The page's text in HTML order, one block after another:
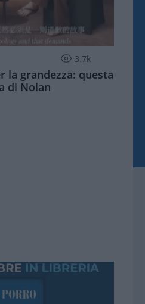
3.7k
la grandezza: questa
di Nolan